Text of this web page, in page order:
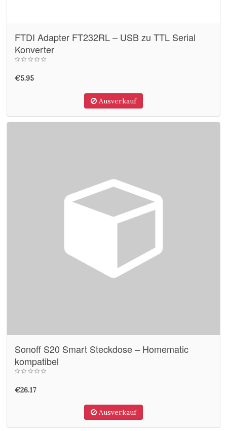
FTDI Adapter FT232RL – USB zu TTL Serial
Konverter
€5.95
Ausverkauf
Sonoff S20 Smart Steckdose – Homematic
kompatibel
€26.17
Ausverkauf